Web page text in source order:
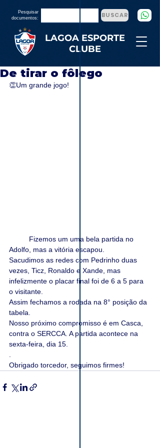
LAGOA ESPORTE
CLUBE
Pesquisar
documentos:
BUSCAR
De tirar o fôlego
👏Um grande jogo!
Adolfo, mas a vitória escapou.
Sacudimos as redes com Pedrinho duas
vezes, Ticz, Ronaldo e Xande, mas
infelizmente o placar final foi de 6 a 5 para
o visitante.
Assim fechamos a rodada na 8° posição da
tabela.
Nosso próximo compromisso é em Casca,
contra o SERCCA. A partida acontece na
sexta-feira, dia 15.
Obrigado torcedor, seguimos firmes!